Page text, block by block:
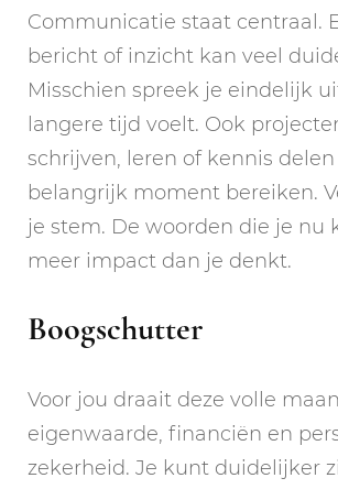
Communicatie staat centraal.
bericht of inzicht kan veel
Misschien spreek je eindelijk
langere tijd voelt. Ook
schrijven, leren of kennis
belangrijk moment bereiken.
je stem. De woorden die je nu
meer impact dan je denkt.
Boogschutter
Voor jou draait deze volle
eigenwaarde, financiën en
zekerheid. Je kunt duidelijker